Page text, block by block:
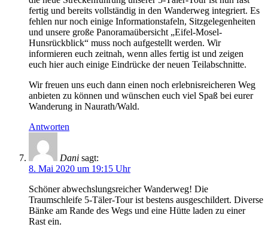
fertig und bereits vollständig in den Wanderweg integriert. Es
fehlen nur noch einige Informationstafeln, Sitzgelegenheiten
und unsere große Panoramaübersicht „Eifel-Mosel-
Hunsrückblick“ muss noch aufgestellt werden. Wir
informieren euch zeitnah, wenn alles fertig ist und zeigen
euch hier auch einige Eindrücke der neuen Teilabschnitte.
Wir freuen uns euch dann einen noch erlebnisreicheren Weg
anbieten zu können und wünschen euch viel Spaß bei eurer
Wanderung in Naurath/Wald.
Antworten
Dani sagt:
8. Mai 2020 um 19:15 Uhr
Schöner abwechslungsreicher Wanderweg! Die
Traumschleife 5-Täler-Tour ist bestens ausgeschildert. Diverse
Bänke am Rande des Wegs und eine Hütte laden zu einer
Rast ein.